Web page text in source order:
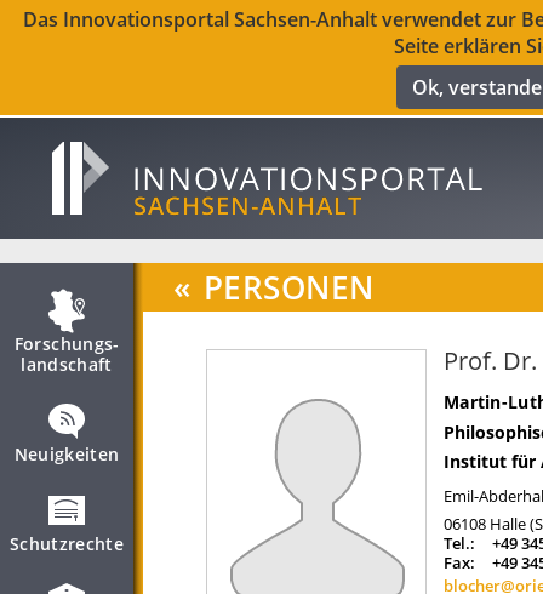
Das Innovationsportal Sachsen-Anhalt verwendet zur
Seite erklären
Ok,
Forschungs­
landschaft
Neuigkeiten
Schutzrechte
« PERSONEN
Prof.
Martin-
Institut für
Emil-
06108 Halle
Tel.:
+49
Fax:
+49